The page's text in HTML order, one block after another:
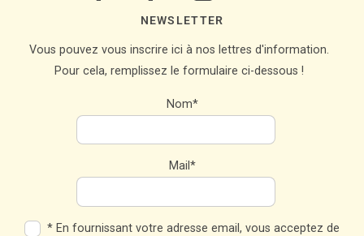
NEWSLETTER
Vous pouvez vous inscrire ici à nos lettres d'information.
Pour cela, remplissez le formulaire ci-dessous !
Nom*
Mail*
* En fournissant votre adresse email, vous acceptez de